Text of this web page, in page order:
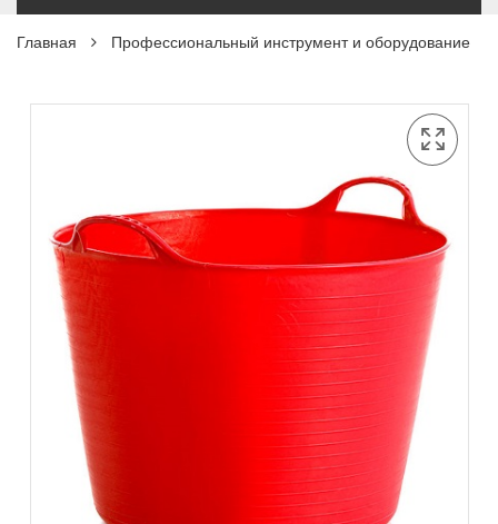
Главная Профессиональный инструмент и оборудование